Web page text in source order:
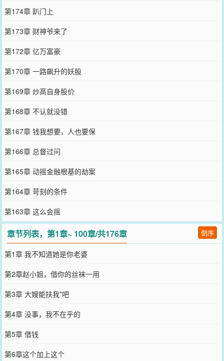
第174章 趴门上
第173章 财神爷来了
第172章 亿万富豪
第170章 一路飙升的妖股
第169章 炒高自身股价
第168章 不认就没错
第167章 钱我想要，人也要保
第166章 总督过问
第165章 动摇金融根基的劫案
第164章 苛刻的条件
第163章 这么会摇
章节列表，第1章~ 100章/共176章 倒序
第1章 我不知道她是你老婆
第2章赵小姐，借你的丝袜一用
第3章 大嫂能扶我*吧
第4章 没事，我不在乎的
第5章 借钱
第6章这个加上这个